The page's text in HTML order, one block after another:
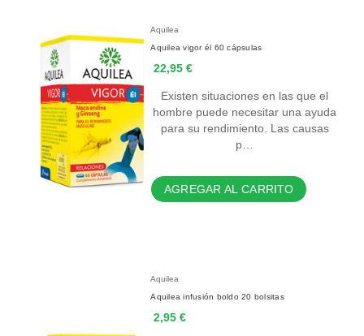
Aquilea
Aquilea vigor él 60 cápsulas
22,95 €
Existen situaciones en las que el
hombre puede necesitar una ayuda
para su rendimiento. Las causas
p…
AGREGAR AL CARRITO
Aquilea
Aquilea infusión boldo 20 bolsitas
2,95 €